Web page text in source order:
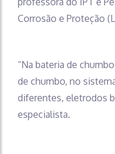
Corrosão e Proteção
“Na bateria de
de chumbo, no
diferentes, eletrodos
especialista.